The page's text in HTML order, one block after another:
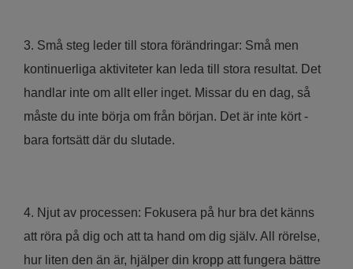
3. Små steg leder till stora förändringar: Små men
kontinuerliga aktiviteter kan leda till stora resultat. Det
handlar inte om allt eller inget. Missar du en dag, så
måste du inte börja om från början. Det är inte kört -
bara fortsätt där du slutade.
4. Njut av processen: Fokusera på hur bra det känns
att röra på dig och att ta hand om dig själv. All rörelse,
hur liten den än är, hjälper din kropp att fungera bättre